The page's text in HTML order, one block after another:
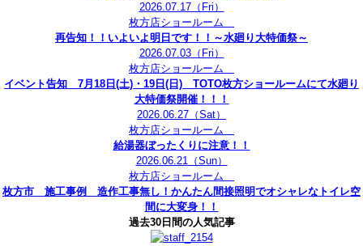
2026.07.17（Fri）
枚方店ショールーム
再告知！！いよいよ明日です！！～水廻り大特価祭～
2026.07.03（Fri）
枚方店ショールーム
イベント告知 7月18日(土)・19日(日) TOTO枚方ショールームにて水廻り
大特価祭開催！！！
2026.06.27 （Sat）
枚方店ショールーム
給湯器ぼったくりに注意！！
2026.06.21（Sun）
枚方店ショールーム
枚方市 施工事例 造作工事無し！かんたん間接照明でオシャレなトイレ空
間に大変身！！
過去30日間の人気記事